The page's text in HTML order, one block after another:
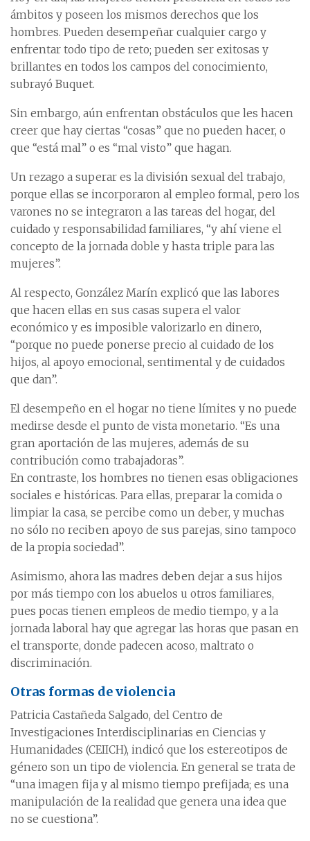
ámbitos y poseen los mismos derechos que los
hombres. Pueden desempeñar cualquier cargo y
enfrentar todo tipo de reto; pueden ser exitosas y
brillantes en todos los campos del conocimiento,
subrayó Buquet.
Sin embargo, aún enfrentan obstáculos que les hacen
creer que hay ciertas “cosas” que no pueden hacer, o
que “está mal” o es “mal visto” que hagan.
Un rezago a superar es la división sexual del trabajo,
porque ellas se incorporaron al empleo formal, pero los
varones no se integraron a las tareas del hogar, del
cuidado y responsabilidad familiares, “y ahí viene el
concepto de la jornada doble y hasta triple para las
mujeres”.
Al respecto, González Marín explicó que las labores
que hacen ellas en sus casas supera el valor
económico y es imposible valorizarlo en dinero,
“porque no puede ponerse precio al cuidado de los
hijos, al apoyo emocional, sentimental y de cuidados
que dan”.
El desempeño en el hogar no tiene límites y no puede
medirse desde el punto de vista monetario. “Es una
gran aportación de las mujeres, además de su
contribución como trabajadoras”.
En contraste, los hombres no tienen esas obligaciones
sociales e históricas. Para ellas, preparar la comida o
limpiar la casa, se percibe como un deber, y muchas
no sólo no reciben apoyo de sus parejas, sino tampoco
de la propia sociedad”.
Asimismo, ahora las madres deben dejar a sus hijos
por más tiempo con los abuelos u otros familiares,
pues pocas tienen empleos de medio tiempo, y a la
jornada laboral hay que agregar las horas que pasan en
el transporte, donde padecen acoso, maltrato o
discriminación.
Otras formas de violencia
Patricia Castañeda Salgado, del Centro de
Investigaciones Interdisciplinarias en Ciencias y
Humanidades (CEIICH), indicó que los estereotipos de
género son un tipo de violencia. En general se trata de
“una imagen fija y al mismo tiempo prefijada; es una
manipulación de la realidad que genera una idea que
no se cuestiona”.